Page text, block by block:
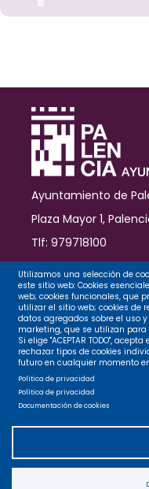
Legua
Ayuntamiento de
Plaza Mayor 1,
Tlf: 979718100
Contacto
Legal
Privacidad
Accesibilidad
Utilizamos una selección de
este sitio web: Cookies
web; cookies funcionales, que
utilizar el sitio web; cookies de
datos agregados sobre el uso
marketing, que se utilizan
Si elige "ACEPTAR TODO",
rechazar tipos de cookies
futuro en cualquier momento
Política de privacidad
Política de privacidad
Documentación de cookies